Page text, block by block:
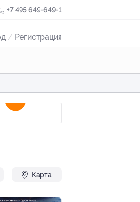
+7 495 649-649-1
/ Регистрация
Карта